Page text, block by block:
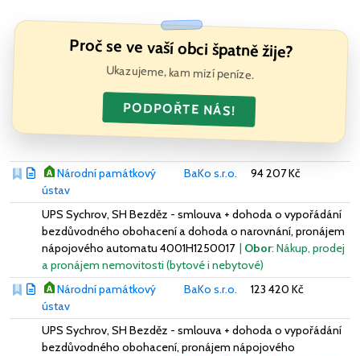
Proč se ve vaší obci špatně žije?
Ukazujeme, kam mizí peníze.
PODPOŘTE NÁS!
Národní památkový
ústav
BaKo s.r.o. 94 207 Kč
UPS Sychrov, SH Bezděz - smlouva + dohoda o vypořádání
bezdůvodného obohacení a dohoda o narovnání, pronájem
nápojového automatu 4001H1250017 | Obor: Nákup, prodej
a pronájem nemovitosti (bytové i nebytové)
Národní památkový
ústav
BaKo s.r.o. 123 420 Kč
UPS Sychrov, SH Bezděz - smlouva + dohoda o vypořádání
bezdůvodného obohacení, pronájem nápojového